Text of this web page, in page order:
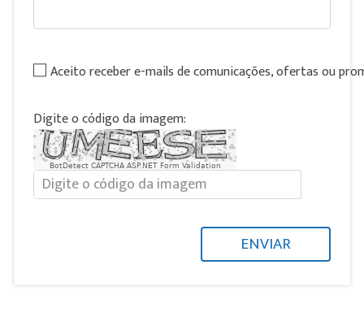
Aceito receber e-mails de comunicações, ofertas ou
Digite o código da imagem:
BotDetect CAPTCHA ASP.NET Form Validation
ENVIAR